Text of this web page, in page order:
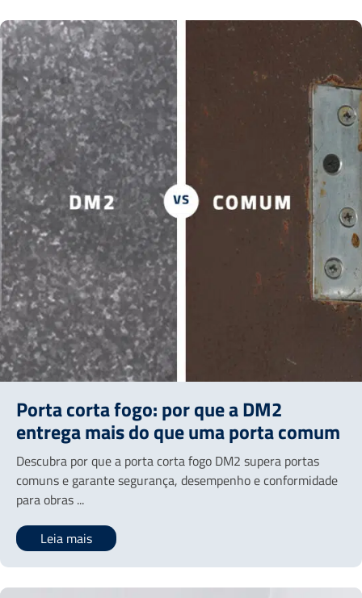
Porta corta fogo: por que a DM2
entrega mais do que uma porta comum
Descubra por que a porta corta fogo DM2 supera portas
comuns e garante segurança, desempenho e conformidade
para obras ...
Leia mais